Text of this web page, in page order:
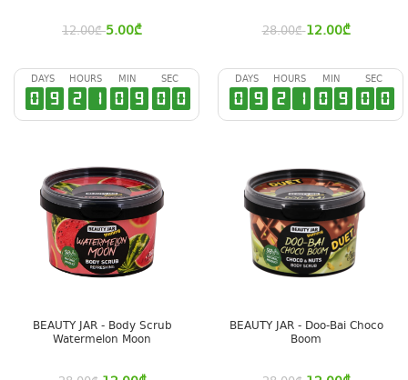
12.00₾ 5.00₾ 28.00₾ 12.00₾
DAYS
0 9
HOURS
2 1
MIN
0 8
SEC
5 9
BEAUTY JAR - Body Scrub
Watermelon Moon
DAYS
0 9
HOURS
2 1
MIN
0 8
SEC
5 9
BEAUTY JAR - Doo-Bai Choco
Boom